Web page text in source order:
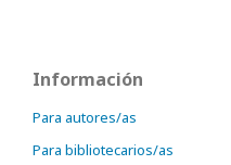
Información
Para autores/as
Para bibliotecarios/as